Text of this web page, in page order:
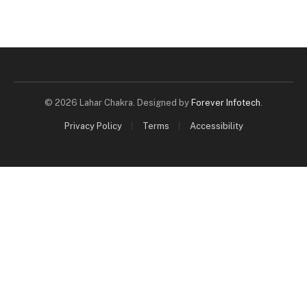
© 2026 Lahar Chakra. Designed by Forever Infotech
Privacy Policy Terms Accessibility